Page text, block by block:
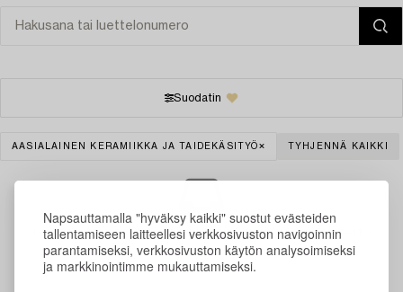
Napsauttamalla "hyväksy kaikki" suostut evästeiden
tallentamiseen laitteellesi verkkosivuston navigoinnin
parantamiseksi, verkkosivuston käytön analysoimiseksi
ja markkinointimme mukauttamiseksi.
Suodatin
AASIALAINEN KERAMIIKKA JA TAIDEKÄSITYÖ TYHJENNÄ KAIKKI
Juuri nyt ei löytynyt hakuasi vastaavia kohteita.